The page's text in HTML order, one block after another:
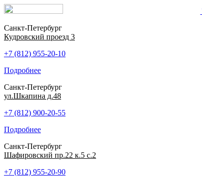
Санкт-Петербург
Кудровский проезд 3
+7 (812) 955-20-10
Подробнее
Санкт-Петербург
ул.Шкапина д.48
+7 (812) 900-20-55
Подробнее
Санкт-Петербург
Шафировский пр.22 к.5 с.2
+7 (812) 955-20-90